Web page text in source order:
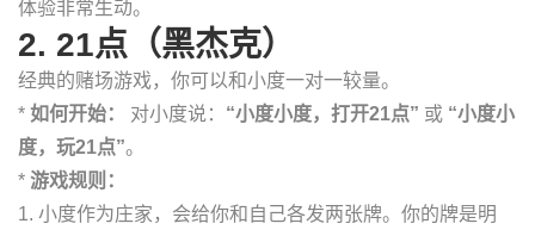
体验非常生动。
2. 21点（黑杰克）
经典的赌场游戏，你可以和小度一对一较量。
* 如何开始： 对小度说： “小度小度，打开21点” 或 “小度小
度，玩21点”。
* 游戏规则：
1. 小度作为庄家，会给你和自己各发两张牌。你的牌是明